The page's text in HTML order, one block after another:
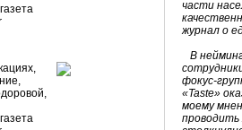
части
журнал о
В
фокус-
«Taste»
моему